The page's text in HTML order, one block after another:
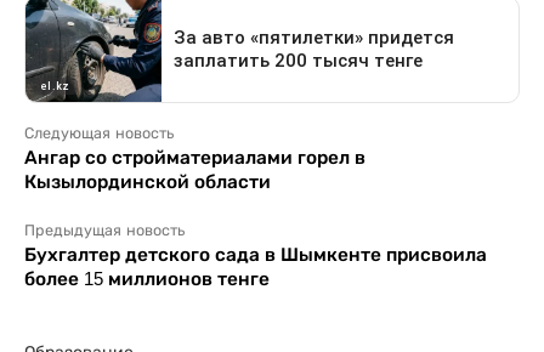
Следующая новость
Ангар со стройматериалами горел в
Кызылординской области
Предыдущая новость
Бухгалтер детского сада в Шымкенте присвоила
более 15 миллионов тенге